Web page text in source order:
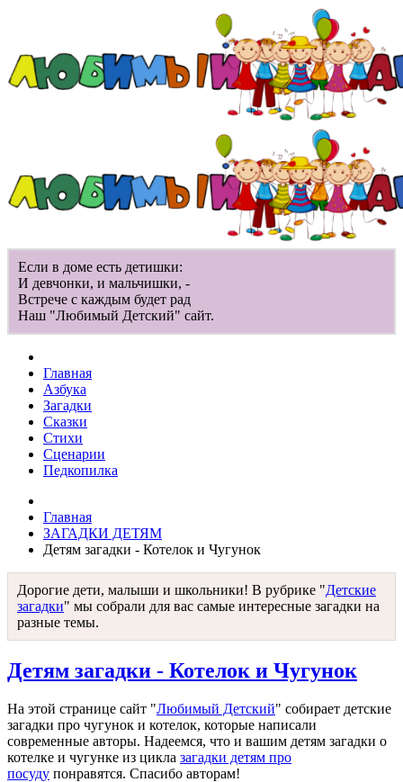
Если в доме есть детишки:
И девчонки, и мальчишки, -
Встрече с каждым будет рад
Наш "Любимый Детский" сайт.
Главная
Азбука
Загадки
Сказки
Стихи
Сценарии
Педкопилка
Главная
ЗАГАДКИ ДЕТЯМ
Детям загадки - Котелок и Чугунок
Дорогие дети, малыши и школьники! В рубрике "Детские
загадки" мы собрали для вас самые интересные загадки на
разные темы.
Детям загадки - Котелок и Чугунок
На этой странице сайт "Любимый Детский" собирает детские
загадки про чугунок и котелок, которые написали
современные авторы. Надеемся, что и вашим детям загадки о
котелке и чугунке из цикла загадки детям про
посуду понравятся. Спасибо авторам!